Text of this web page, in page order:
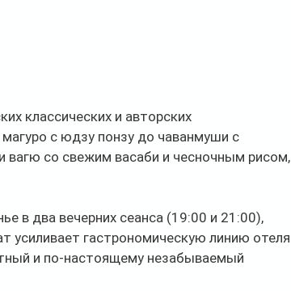
классических и авторских
с юдзу понзу до чаванмуши с
вагю со свежим васаби и чесночным рисом,
в два вечерних сеанса (19:00 и 21:00),
усиливает гастрономическую линию отеля
и по-настоящему незабываемый